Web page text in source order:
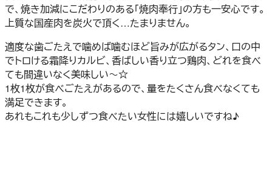
で、焼き加減にこだわりのある「焼肉奉行」の方も一安心です。
上質な国産肉を炭火で頂く…たまりません。
適度な歯ごたえで噛めば噛むほど旨みが広がるタン、口の中
でトロける霜降りカルビ、香ばしい香り立つ鶏肉、どれを食べ
ても間違いなく美味しい～☆
1枚1枚が食べごたえがあるので、量をたくさん食べなくても
満足できます。
あれもこれも少しずつ食べたい女性には嬉しいですね♪